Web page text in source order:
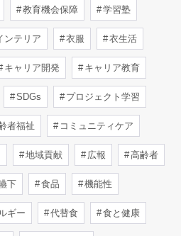
教育機会保障 学習塾
ンテリア 衣服 衣生活
キャリア開発 キャリア教育
SDGs プロジェクト学習
者福祉 コミュニティケア
地域貢献 広報 高齢者
下 食品 機能性
ギー 代替食 食と健康